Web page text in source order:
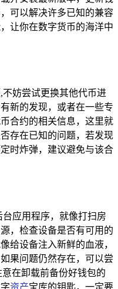
可以解决许多已知的兼容
让你在数字货币的海洋中
妨尝试更换其他代币进
新的发现，或者在一些专
合约的相关信息，这里就
存在已知的问题，若发现
时炸弹，建议避免与该合
应用程序，就像打扫房
，检查设备是否有可用的
给设备注入新鲜的血液，
果问题仍然存在，可以尝
在卸载前备份好钱包的
资产宝库的钥匙，一定要